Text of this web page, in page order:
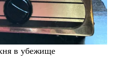
в убежище